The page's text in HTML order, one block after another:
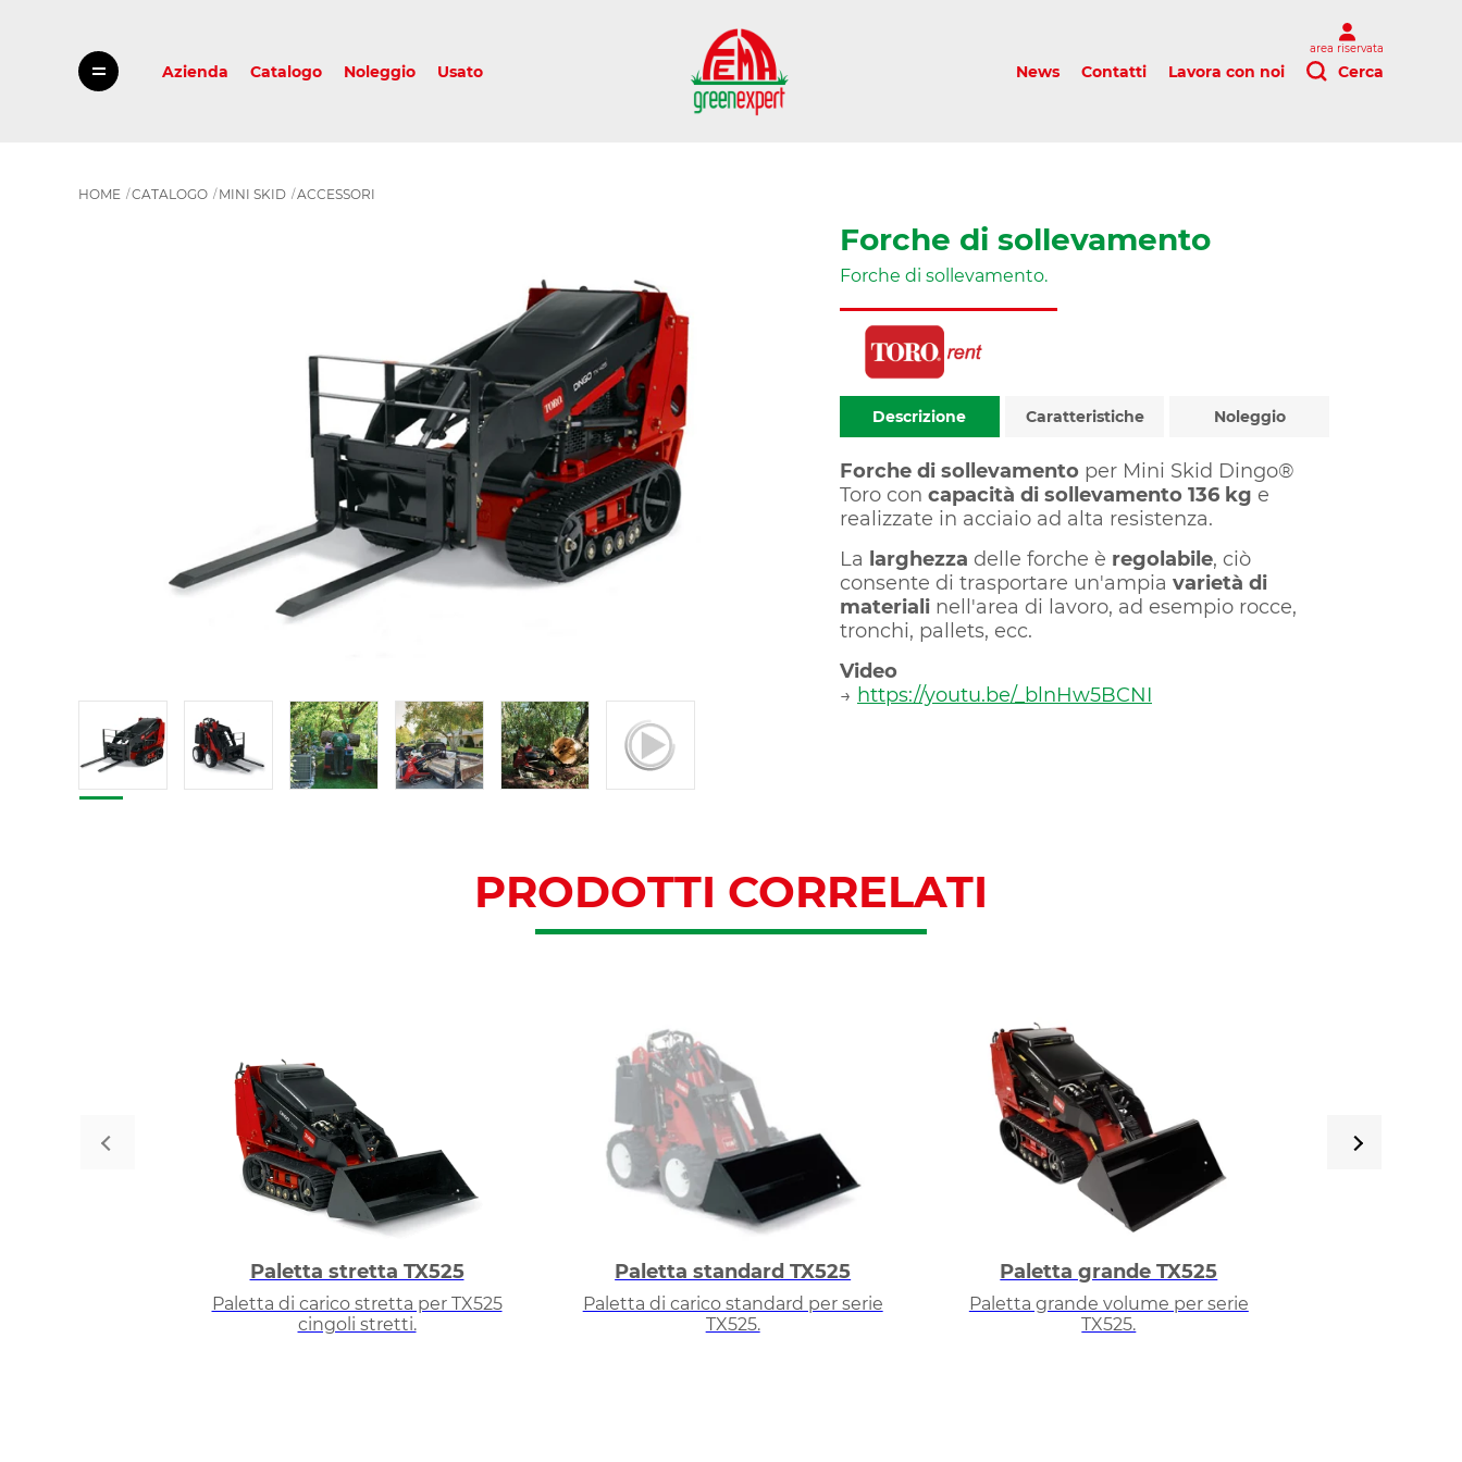
Azienda Catalogo Noleggio Usato News Contatti Lavora con noi Cerca
area riservata
HOME CATALOGO MINI SKID ACCESSORI
Forche di sollevamento
Forche di sollevamento.
Descrizione Caratteristiche Noleggio
Forche di sollevamento per Mini Skid Dingo®
Toro con capacità di sollevamento 136 kg e
realizzate in acciaio ad alta resistenza.
La larghezza delle forche è regolabile, ciò
consente di trasportare un'ampia varietà di
materiali nell'area di lavoro, ad esempio rocce,
tronchi, pallets, ecc.
Video
→ https://youtu.be/_blnHw5BCNI
PRODOTTI CORRELATI
Paletta stretta TX525
Paletta di carico stretta per TX525
cingoli stretti.
Paletta standard TX525
Paletta di carico standard per serie
TX525.
Paletta grande TX525
Paletta grande volume per serie
TX525.